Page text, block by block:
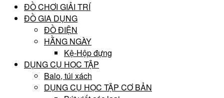
ĐỒ CHƠI GIẢI TRÍ
ĐỒ GIA DỤNG
ĐỒ ĐIỆN
HẰNG NGÀY
Kệ-Hộp đựng
DỤNG CỤ HỌC TẬP
Balo, túi xách
DỤNG CỤ HỌC TẬP CƠ BẢN